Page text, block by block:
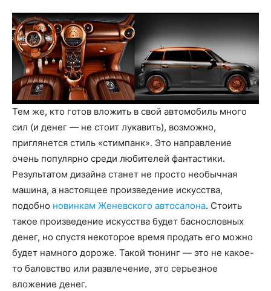
Тем же, кто готов вложить в свой автомобиль много
сил (и денег — не стоит лукавить), возможно,
приглянется стиль «стимпанк». Это направление
очень популярно среди любителей фантастики.
Результатом дизайна станет не просто необычная
машина, а настоящее произведение искусства,
подобно новинкам Женевского автосалона. Стоить
такое произведение искусства будет баснословных
денег, но спустя некоторое время продать его можно
будет намного дороже. Такой тюнинг — это не какое-
то баловство или развлечение, это серьезное
вложение денег.